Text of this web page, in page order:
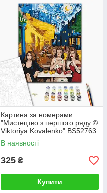
Картина за номерами
"Мистецтво з першого ряду ©
Viktoriya Kovalenko" BS52763
40×50 см
В наявності
325 ₴
Купити